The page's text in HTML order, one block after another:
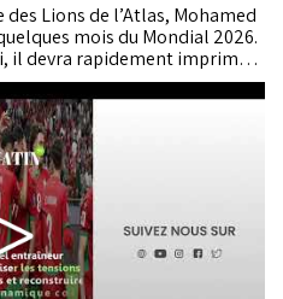
Lions de l’Atlas, Mohamed
mois du Mondial 2026.
il devra rapidement imprimer
par de fortes attentes.